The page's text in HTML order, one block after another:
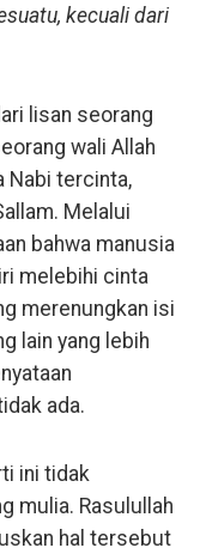
kecuali dari
lisan seorang
wali Allah
Nabi tercinta,
Melalui
bahwa manusia
melebihi cinta
merenungkan isi
lain yang lebih
ada.
ini tidak
mulia. Rasulullah
hal tersebut